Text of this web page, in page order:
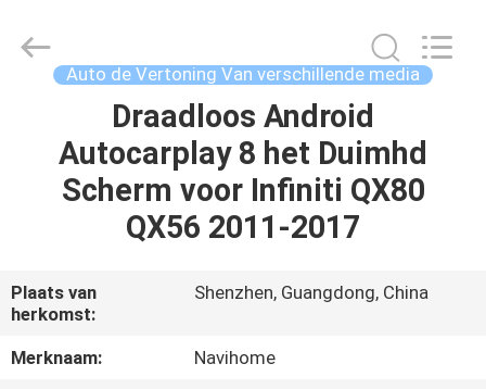
PRODUCTEN
ONGEVEER
ONS
Automobile
Electron
Auto de Vertoning Van verschillende media
Draadloos Android
Autocarplay 8 het Duimhd
Scherm voor Infiniti QX80
QX56 2011-2017
Plaats van
herkomst:
Shenzhen, Guangdong, China
Merknaam:
Navihome